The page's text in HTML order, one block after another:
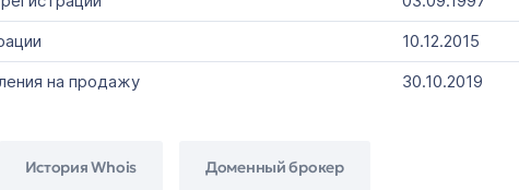
10.12.2015
на продажу
30.10.2019
История Whois Доменный брокер